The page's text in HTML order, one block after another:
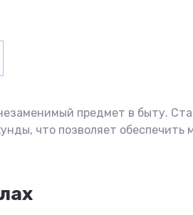
предмет в быту.
что позволяет